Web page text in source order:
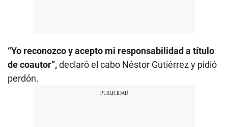
“Yo reconozco y acepto mi responsabilidad a título
de coautor”,declaró el cabo Néstor Gutiérrez y pidió
perdón.